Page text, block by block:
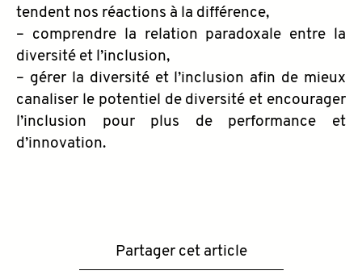
tendent nos réactions à la différence,
– comprendre la relation paradoxale entre la
diversité et l’inclusion,
– gérer la diversité et l’inclusion afin de mieux
canaliser le potentiel de diversité et encourager
l’inclusion pour plus de performance et
d’innovation.
Partager cet article